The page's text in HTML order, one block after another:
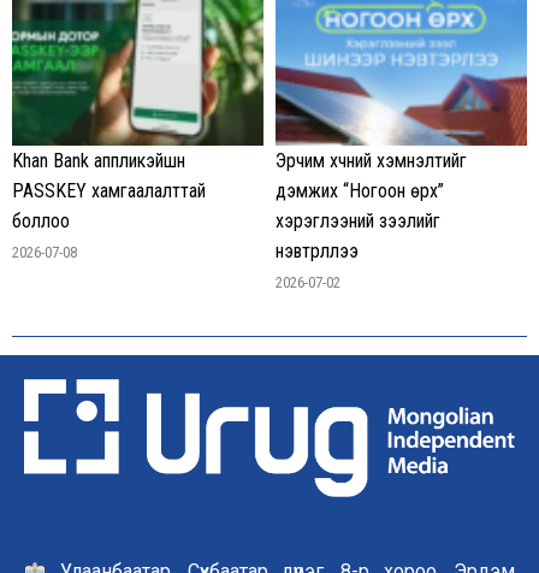
Khan Bank аппликэйшн
PASSKEY хамгаалалттай
боллоо
2026-07-08
Эрчим хүчний хэмнэлтийг
дэмжих “Ногоон өрх”
хэрэглээний зээлийг
нэвтрүүллээ
2026-07-02